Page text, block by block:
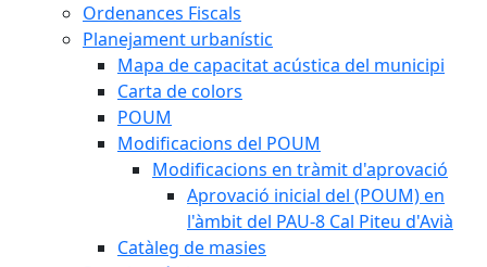
Ordenances Fiscals
Planejament urbanístic
Mapa de capacitat acústica del municipi
Carta de colors
POUM
Modificacions del POUM
Modificacions en tràmit d'aprovació
Aprovació inicial del (POUM) en
l'àmbit del PAU-8 Cal Piteu d'Avià
Catàleg de masies